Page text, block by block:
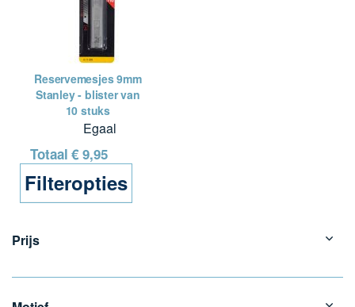
Reservemesjes 9mm
Stanley - blister van
10 stuks
Egaal
Totaal € 9,95
Filteropties
Prijs